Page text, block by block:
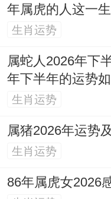
年属虎的人这一
生肖运势
属蛇人2026年下
年下半年的运势
生肖运势
属猪2026年运势
生肖运势
86年属虎女2026